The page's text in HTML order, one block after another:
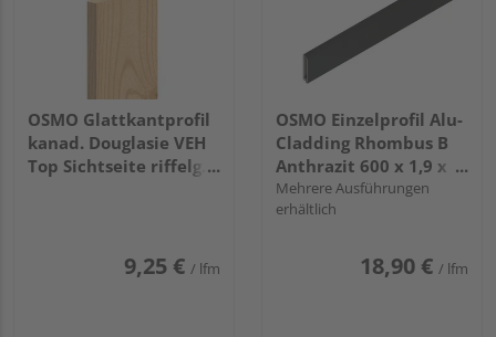
OSMO Glattkantprofil
kanad. Douglasie VEH
Top Sichtseite riffelg. /
9,25 € / lfm
OSMO Einzelprofil Alu-
Cladding Rhombus B
Anthrazit 600 x 1,9 x
9,8 cm
Mehrere Ausführungen
erhältlich
18,90 € / lfm